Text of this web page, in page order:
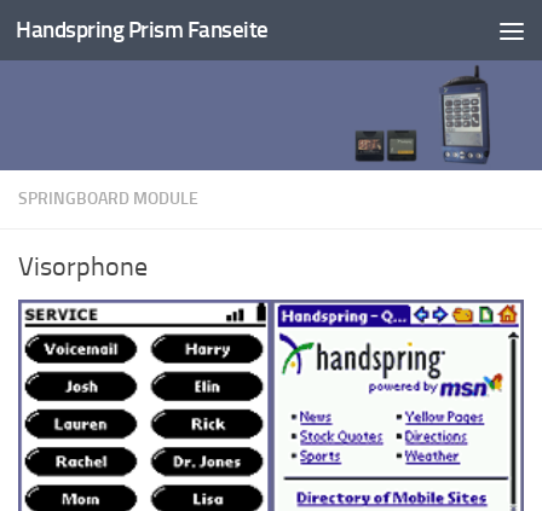
Unter dem Inhalt
Handspring Prism Fanseite
SPRINGBOARD MODULE
Visorphone